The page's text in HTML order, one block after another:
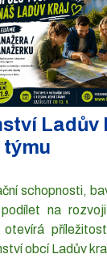
Ladův
týmu
schopnosti,
na rozvoji
obcí Ladův